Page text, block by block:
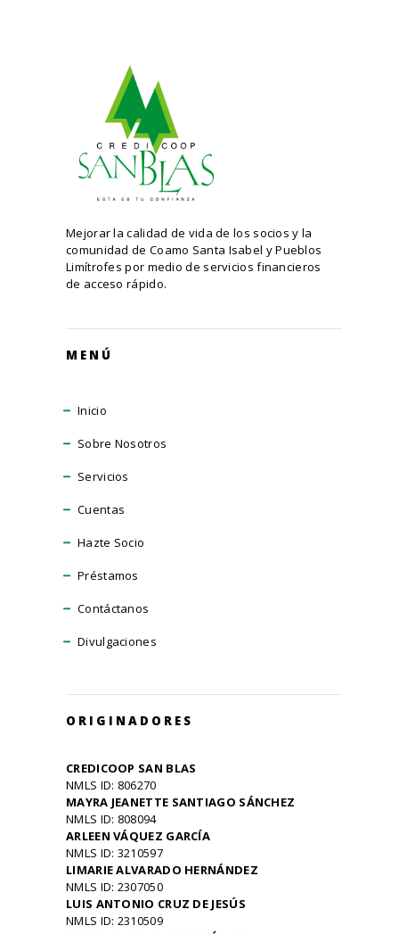
Mejorar la calidad de vida de los socios y la
comunidad de Coamo Santa Isabel y Pueblos
Limítrofes por medio de servicios financieros
de acceso rápido.
MENÚ
Inicio
Sobre Nosotros
Servicios
Cuentas
Hazte Socio
Préstamos
Contáctanos
Divulgaciones
ORIGINADORES
CREDICOOP SAN BLAS
NMLS ID: 806270
MAYRA JEANETTE SANTIAGO SÁNCHEZ
NMLS ID: 808094
ARLEEN VÁQUEZ GARCÍA
NMLS ID: 3210597
LIMARIE ALVARADO HERNÁNDEZ
NMLS ID: 2307050
LUIS ANTONIO CRUZ DE JESÚS
NMLS ID: 2310509